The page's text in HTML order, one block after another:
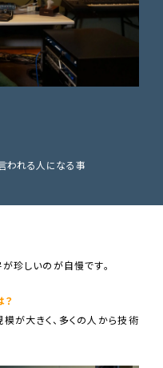
われる人になる事
珍しいのが自慢です。
？
が大きく、多くの人から技術